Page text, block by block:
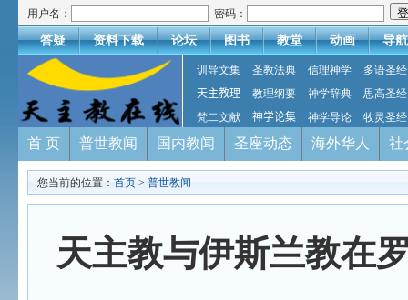
用户名： 密码：
答疑 资料下载 论坛 图书 教堂 动画 导航
训导文集 圣教法典 信理神学
多语圣经
天主教理
教理纲要 神学辞典
思高圣经
梵二文献
神学论集 神学导论 牧灵圣经
首 页 普世教闻 国内教闻 圣座动态 海外华人 社
您当前的位置： 首页 > 普世教闻
天主教与伊斯兰教在